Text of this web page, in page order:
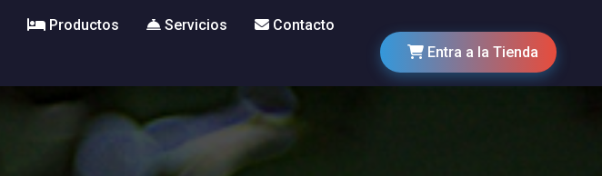
Productos Servicios
Contacto
Entra a la Tienda